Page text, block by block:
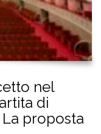
nel
di
La proposta